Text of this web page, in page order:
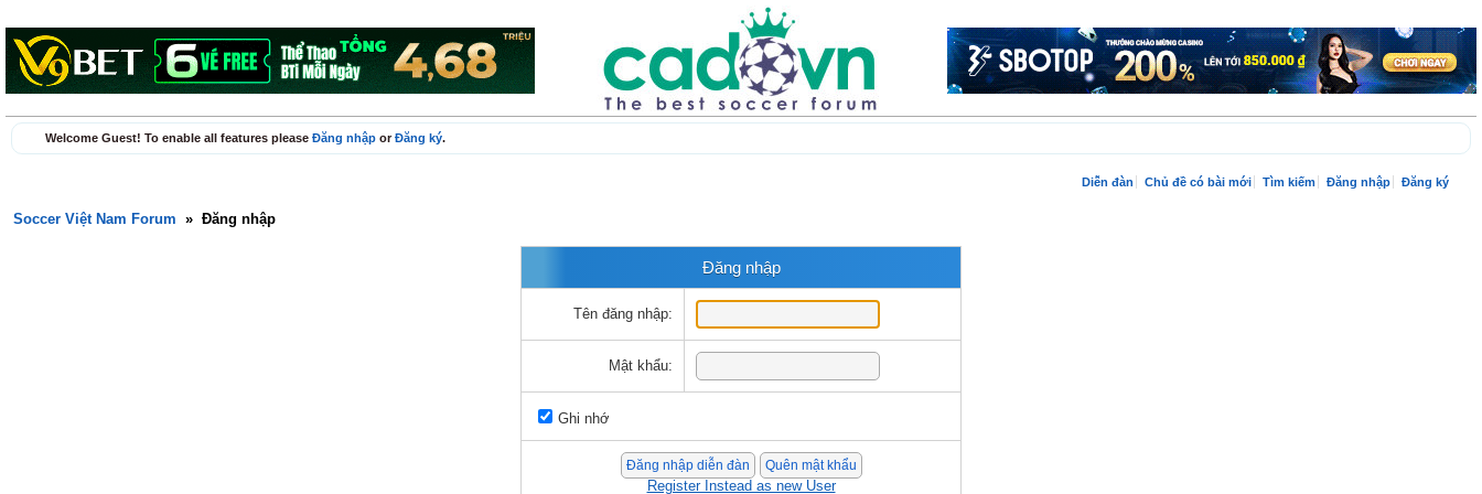
Welcome Guest! To enable all features please Đăng nhập orĐăng ký.
Diễn đàn Chủ đề có bài mới Tìm kiếm Đăng nhập Đăng ký
Soccer Việt Nam Forum » Đăng nhập
Đăng nhập
Tên đăng nhập:
Mật khẩu:
Ghi nhớ
Register Instead as new User